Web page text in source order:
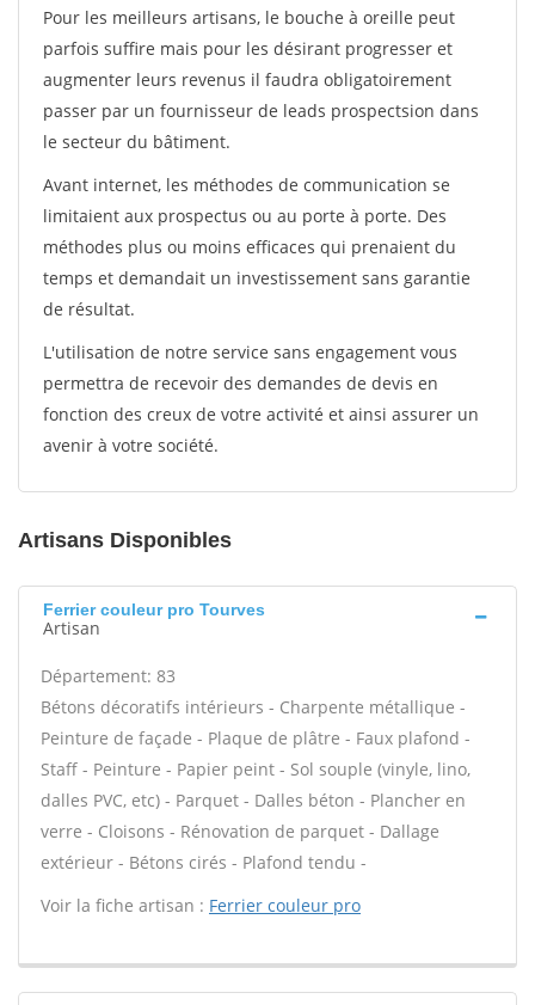
Pour les meilleurs artisans, le bouche à oreille peut
parfois suffire mais pour les désirant progresser et
augmenter leurs revenus il faudra obligatoirement
passer par un fournisseur de leads prospectsion dans
le secteur du bâtiment.
Avant internet, les méthodes de communication se
limitaient aux prospectus ou au porte à porte. Des
méthodes plus ou moins efficaces qui prenaient du
temps et demandait un investissement sans garantie
de résultat.
L'utilisation de notre service sans engagement vous
permettra de recevoir des demandes de devis en
fonction des creux de votre activité et ainsi assurer un
avenir à votre société.
Artisans Disponibles
Ferrier couleur pro Tourves
Artisan
Département: 83
Bétons décoratifs intérieurs - Charpente métallique -
Peinture de façade - Plaque de plâtre - Faux plafond -
Staff - Peinture - Papier peint - Sol souple (vinyle, lino,
dalles PVC, etc) - Parquet - Dalles béton - Plancher en
verre - Cloisons - Rénovation de parquet - Dallage
extérieur - Bétons cirés - Plafond tendu -
Voir la fiche artisan : Ferrier couleur pro